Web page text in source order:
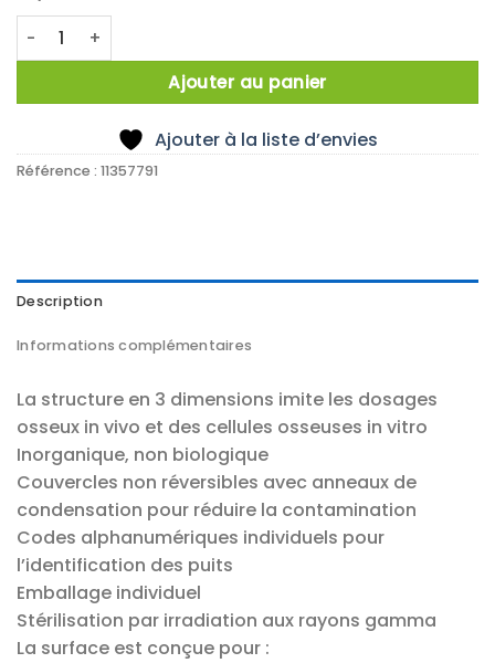
quantité de Corning™ Microplaques avec surface traitée
Ajouter au panier
Ajouter à la liste d’envies
Référence : 11357791
Description
Informations complémentaires
La structure en 3 dimensions imite les dosages
osseux in vivo et des cellules osseuses in vitro
Inorganique, non biologique
Couvercles non réversibles avec anneaux de
condensation pour réduire la contamination
Codes alphanumériques individuels pour
l’identification des puits
Emballage individuel
Stérilisation par irradiation aux rayons gamma
La surface est conçue pour :